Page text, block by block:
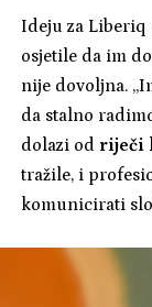
Ideju za Liberiq
osjetile da im
nije dovoljna.
da stalno
dolazi od riječi
tražile, i
komunicirati